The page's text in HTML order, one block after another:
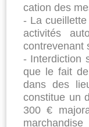
cation des
- La
acti­vités
- Interdiction
que le fait
dans des
constitue un
300 €